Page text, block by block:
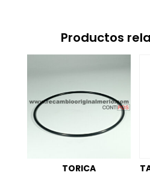
Productos
TORICA